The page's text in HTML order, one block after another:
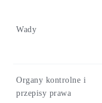
Wady
Organy kontrolne i
przepisy prawa